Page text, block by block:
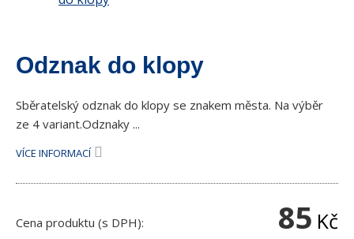
Odznak do klopy
Sběratelský odznak do klopy se znakem města. Na výběr
ze 4 variant.Odznaky ...
VÍCE INFORMACÍ
Cena produktu (s DPH): 85 Kč